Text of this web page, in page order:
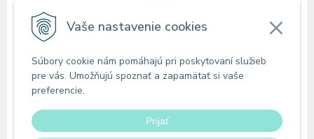
Vaše nastavenie cookies
Súbory cookie nám pomáhajú pri poskytovaní služieb
pre vás. Umožňujú spoznať a zapamätať si vaše
preferencie.
Prijať
Zákaznícke oddelenie
Predajne